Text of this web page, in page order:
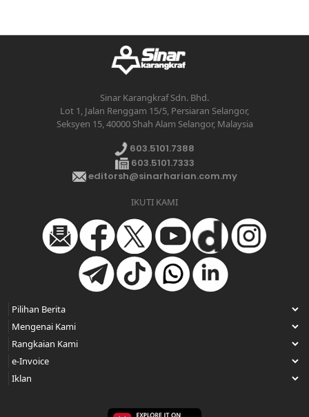
Sinar Karangkraf Sdn. Bhd.
Lot 1, Jalan Renggam 15/5, Persiaran Selangor,
Seksyen 15, 40000 Shah Alam Selangor, Malaysia
603.5101.7388
603.5101.7333
editorsh@sinarharian.com.my
IKUTI KAMI